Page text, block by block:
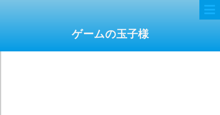
ゲームの玉子様